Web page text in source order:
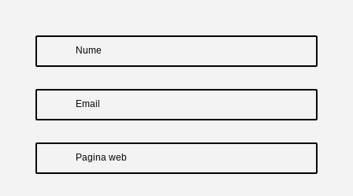
Nume
Email
Pagina web